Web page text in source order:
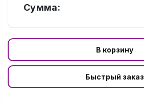
Сумма:
В корзину
Быстрый заказ